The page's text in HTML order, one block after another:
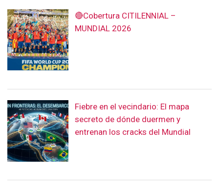
🔴Cobertura CITILENNIAL –
MUNDIAL 2026
Fiebre en el vecindario: El mapa
secreto de dónde duermen y
entrenan los cracks del Mundial